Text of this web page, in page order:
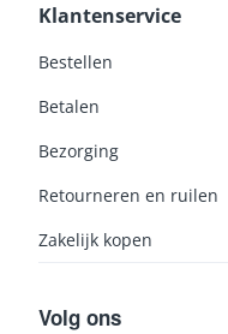
Klantenservice
Bestellen
Betalen
Bezorging
Retourneren en ruilen
Zakelijk kopen
Volg ons